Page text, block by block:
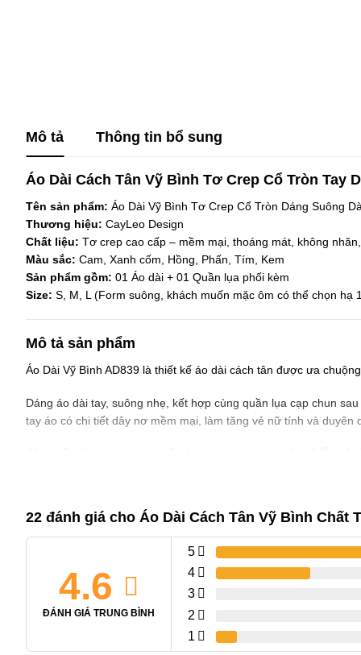
Mô tả Thông tin bổ sung
Áo Dài Cách Tân Vỹ Bình Tơ Crep Cổ Tròn Tay
Tên sản phẩm: Áo Dài Vỹ Bình Tơ Crep Cổ Tròn Dáng Suông
Thương hiệu: CayLeo Design
Chất liệu: Tơ crep cao cấp – mềm mại, thoáng mát, không
Màu sắc: Cam, Xanh cốm, Hồng, Phấn, Tím, Kem
Sản phẩm gồm: 01 Áo dài + 01 Quần lụa phối kèm
Size: S, M, L (Form suông, khách muốn mặc ôm có thể chọn
Mô tả sản phẩm
Áo Dài Vỹ Bình AD839 là thiết kế áo dài cách tân được ưa
Dáng áo dài tay, suông nhẹ, kết hợp cùng quần lụa cạp chun
tay áo có chi tiết dây nơ mềm mại, làm tăng vẻ nữ tính và duyên
Chất liệu tơ crep cao cấp, mềm mại, thoáng mát, không
Dáng áo suông nhẹ, tay dài, phù hợp nhiều vóc dáng
Quần lụa phối kèm với cạp chun sau, dễ mặc, thoải mái khi
Cổ tròn phối hạt mix màu – tạo điểm nhấn thanh lịch
Tay áo thắt nơ nhẹ nhàng, tôn nét nữ tính
22 đánh giá cho Áo Dài Cách Tân Vỹ Bình Chất
4.6
ĐÁNH GIÁ TRUNG BÌNH
5
4
3
2
1